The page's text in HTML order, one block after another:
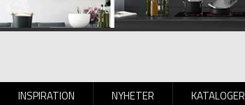
INSPIRATION NYHETER KATALOGER